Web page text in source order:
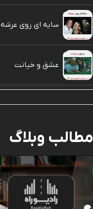
سایه ای روی عرشه
عشق و خیانت
مطالب وبلاگ